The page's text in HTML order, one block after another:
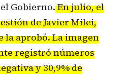
Gobierno.En julio, el
de Javier Milei,
la aprobó. La imagen
registró números
y 30,9% de